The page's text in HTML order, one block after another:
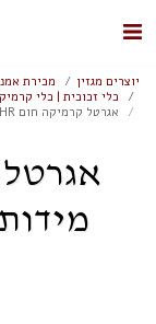
יוצרים מגזין מכירת
כלי זכוכית | כלי
אגרטל קרמיקה חום IHR, מידות 8.5x20.5 ס"מ, V 2530